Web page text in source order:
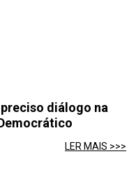
preciso diálogo na
LER MAIS >>>